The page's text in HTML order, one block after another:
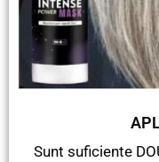
Sunt suficiente